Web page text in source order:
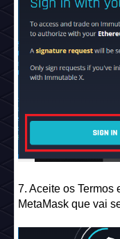
7. Aceite os Termos
MetaMask que vai